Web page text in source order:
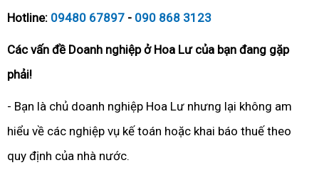
Hotline: 09480 67897 - 090 868 3123
Các vấn đề Doanh nghiệp ở Hoa Lư của bạn đang gặp
phải!
- Bạn là chủ doanh nghiệp Hoa Lư nhưng lại không am
hiểu về các nghiệp vụ kế toán hoặc khai báo thuế theo
quy định của nhà nước.